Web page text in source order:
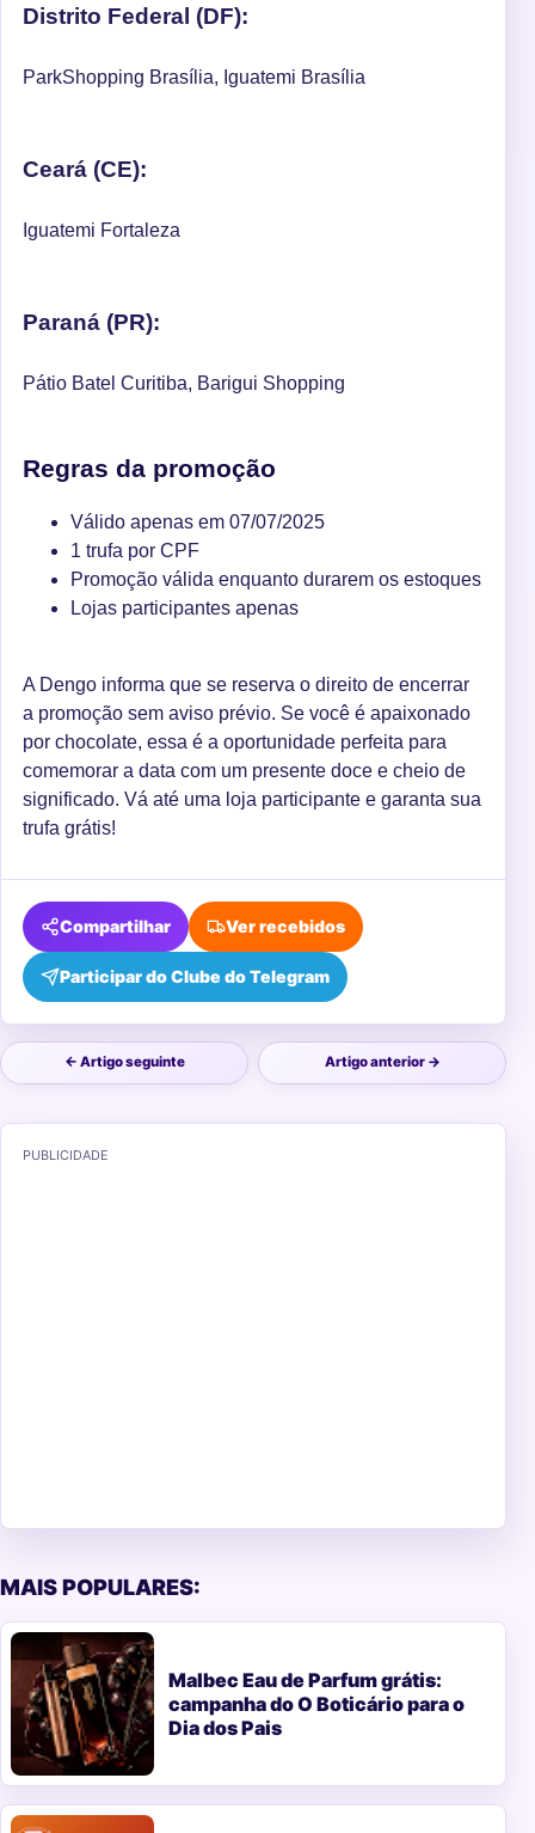
Distrito Federal (DF):
ParkShopping Brasília, Iguatemi Brasília
Ceará (CE):
Iguatemi Fortaleza
Paraná (PR):
Pátio Batel Curitiba, Barigui Shopping
Regras da promoção
Válido apenas em 07/07/2025
1 trufa por CPF
Promoção válida enquanto durarem os estoques
Lojas participantes apenas
A Dengo informa que se reserva o direito de encerrar
a promoção sem aviso prévio. Se você é apaixonado
por chocolate, essa é a oportunidade perfeita para
comemorar a data com um presente doce e cheio de
significado. Vá até uma loja participante e garanta sua
trufa grátis!
Compartilhar
Participar do Clube do Telegram
Ver recebidos
← Artigo seguinte Artigo anterior →
PUBLICIDADE
MAIS POPULARES:
Malbec Eau de Parfum grátis:
campanha do O Boticário para o
Dia dos Pais